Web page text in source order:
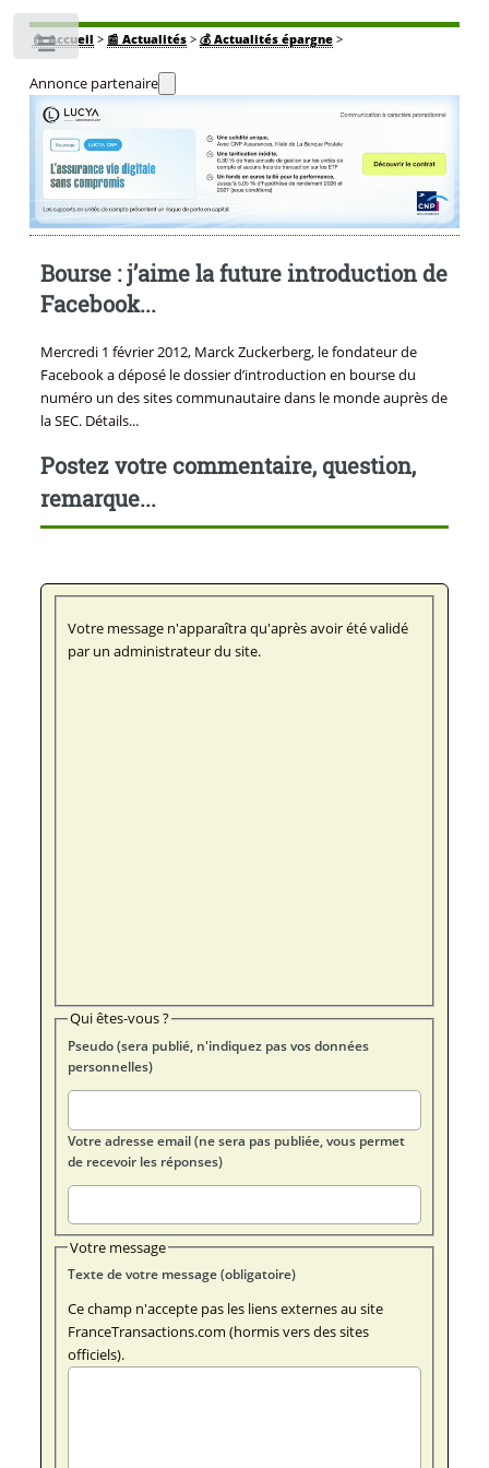
🏠Accueil > 📰 Actualités> 💰 Actualités épargne>
Annonce partenaire
Bourse : j’aime la future introduction de
Facebook...
Mercredi 1 février 2012, Marck Zuckerberg, le fondateur de
Facebook a déposé le dossier d’introduction en bourse du
numéro un des sites communautaire dans le monde auprès de
la SEC. Détails...
Postez votre commentaire, question,
remarque...
Votre message n'apparaîtra qu'après avoir été validé
par un administrateur du site.
Qui êtes-vous ?
Pseudo (sera publié, n'indiquez pas vos données
personnelles)
Votre adresse email (ne sera pas publiée, vous permet
de recevoir les réponses)
Votre message
Texte de votre message (obligatoire)
Ce champ n'accepte pas les liens externes au site
FranceTransactions.com (hormis vers des sites
officiels).
Toggle